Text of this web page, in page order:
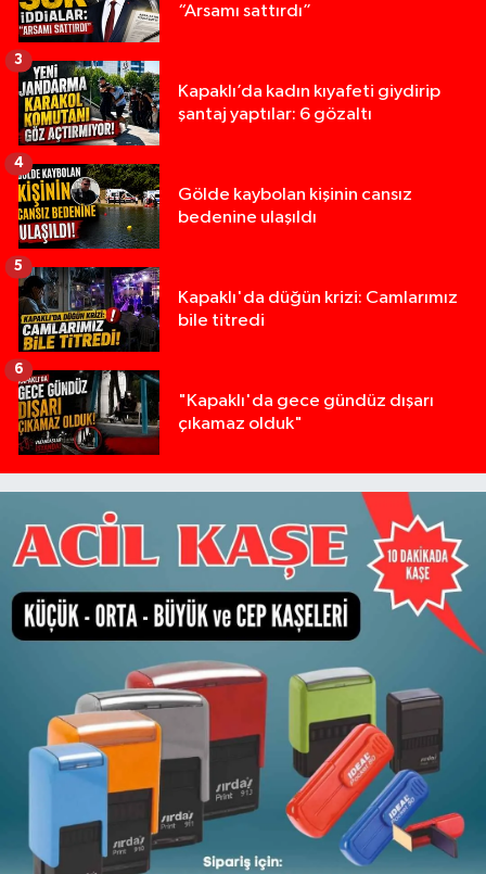
“Arsamı sattırdı”
Kapaklı’da kadın kıyafeti giydirip
şantaj yaptılar: 6 gözaltı
3
Gölde kaybolan kişinin cansız
bedenine ulaşıldı
4
Kapaklı'da düğün krizi: Camlarımız
bile titredi
5
"Kapaklı'da gece gündüz dışarı
çıkamaz olduk"
6